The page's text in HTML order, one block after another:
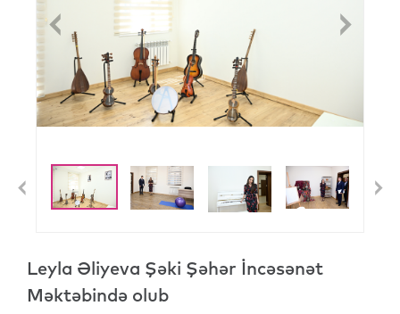
Previous
Previous
Leyla Əliyeva Şəki Şəhər İncəsənət
Məktəbində olub